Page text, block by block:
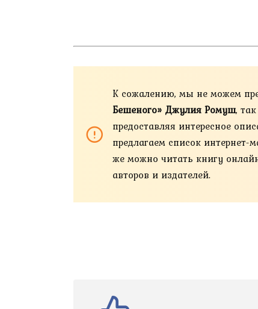
К сожалению, мы не можем
Бешеного» Джулия Ромуш,
предоставляя интересное
предлагаем список интернет-
же можно читать книгу
авторов и издателей.